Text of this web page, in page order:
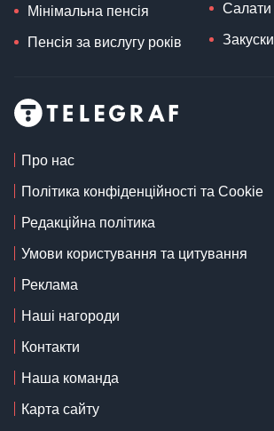
Мінімальна пенсія
Пенсія за вислугу років
Салати
Закуски
Про нас
Політика конфіденційності та Cookie
Редакційна політика
Умови користування та цитування
Реклама
Наші нагороди
Контакти
Наша команда
Карта сайту